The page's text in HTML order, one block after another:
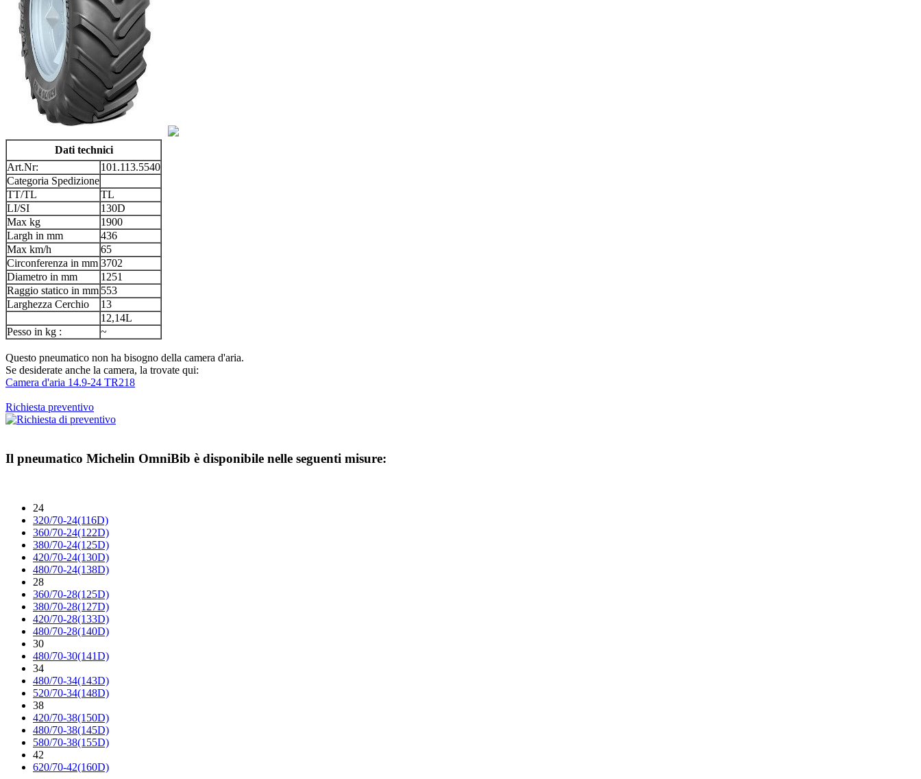
Dati technici
Art.Nr:
101.113.5540
Categoria Spedizione
TT/TL
TL
LI/SI
130D
Max kg
1900
Largh in mm
436
Max km/h
65
Circonferenza in mm 3702
Diametro in mm
1251
Raggio statico in mm 553
Larghezza Cerchio
13
12,14L
Pesso in kg :
~
Questo pneumatico non ha bisogno della camera d'aria.
Se desiderate anche la camera, la trovate qui:
Camera d'aria 14.9-24 TR218
Richiesta preventivo
Il pneumatico Michelin OmniBib è disponibile nelle seguenti misure:
24
320/70-24(116D)
360/70-24(122D)
380/70-24(125D)
420/70-24(130D)
480/70-24(138D)
28
360/70-28(125D)
380/70-28(127D)
420/70-28(133D)
480/70-28(140D)
30
480/70-30(141D)
34
480/70-34(143D)
520/70-34(148D)
38
420/70-38(150D)
480/70-38(145D)
580/70-38(155D)
42
620/70-42(160D)